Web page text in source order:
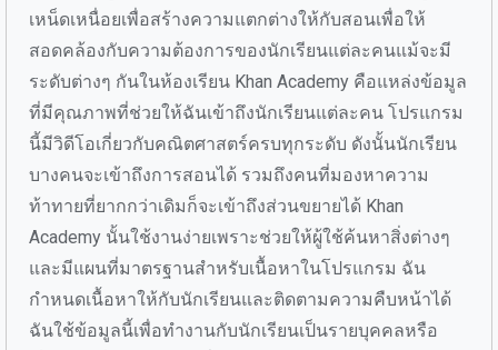
เหน็ดเหนื่อยเพื่อสร้างความแตกต่างให้กับสอนเพื่อให้
สอดคล้องกับความต้องการของนักเรียนแต่ละคนแม้จะมี
ระดับต่างๆ กันในห้องเรียน Khan Academy คือแหล่งข้อมูล
ที่มีคุณภาพที่ช่วยให้ฉันเข้าถึงนักเรียนแต่ละคน โปรแกรม
นี้มีวิดีโอเกี่ยวกับคณิตศาสตร์ครบทุกระดับ ดังนั้นนักเรียน
บางคนจะเข้าถึงการสอนได้ รวมถึงคนที่มองหาความ
ท้าทายที่ยากกว่าเดิมก็จะเข้าถึงส่วนขยายได้ Khan
Academy นั้นใช้งานง่ายเพราะช่วยให้ผู้ใช้ค้นหาสิ่งต่างๆ
และมีแผนที่มาตรฐานสำหรับเนื้อหาในโปรแกรม ฉัน
กำหนดเนื้อหาให้กับนักเรียนและติดตามความคืบหน้าได้
ฉันใช้ข้อมูลนี้เพื่อทำงานกับนักเรียนเป็นรายบุคคลหรือ